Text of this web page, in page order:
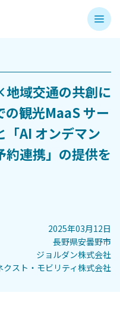
域交通の共創に
の観光MaaS サー
「AI オンデマン
約連携」の提供を
2025年03月12日
長野県安曇野市
ジョルダン株式会社
クスト・モビリティ株式会社